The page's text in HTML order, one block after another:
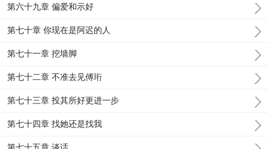
第六十九章 偏爱和示好
第七十章 你现在是阿迟的人
第七十一章 挖墙脚
第七十二章 不准去见傅珩
第七十三章 投其所好更进一步
第七十四章 找她还是找我